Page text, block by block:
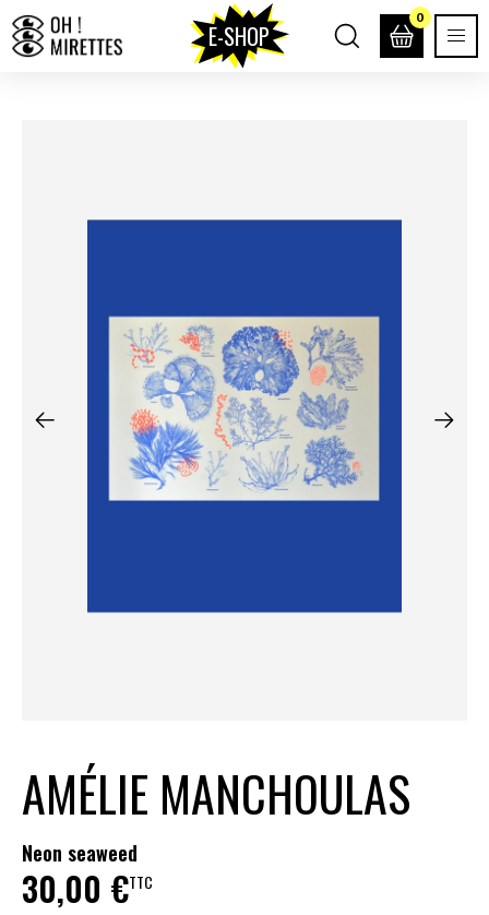
E-SHOP
0
AMÉLIE MANCHOULAS
Neon seaweed
30,00 €TTC